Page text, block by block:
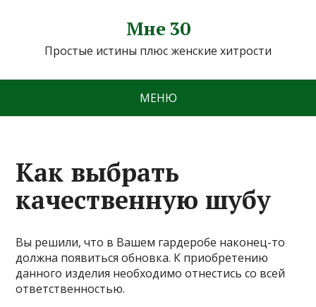
Мне 30
Простые истины плюс женские хитрости
МЕНЮ
Как выбрать
качественную шубу
Вы решили, что в Вашем гардеробе наконец-то
должна появиться обновка. К приобретению
данного изделия необходимо отнестись со всей
ответственностью.